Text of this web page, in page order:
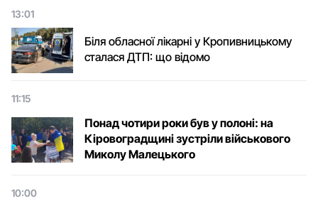
13:01
Біля обласної лікарні у Кропивницькому
сталася ДТП: що відомо
11:15
Понад чотири роки був у полоні: на
Кіровоградщині зустріли військового
Микoлу Малецькoгo
10:00